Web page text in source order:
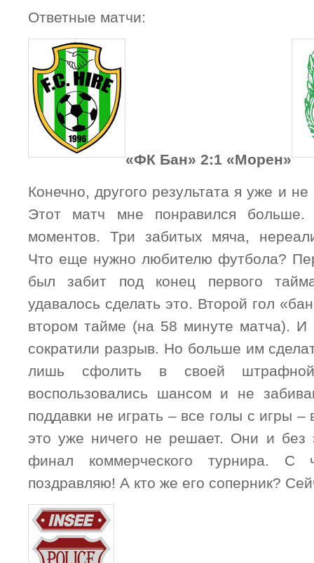
Ответные матчи:
«ФК Бан» 2:1 «Морен»
Конечно, другого результата я уже и
Этот матч мне понравился
моментов. Три забитых мяча,
Что еще нужно любителю футбола?
был забит под конец первого
удавалось сделать это. Второй гол
втором тайме (на 58 минуте матча).
сократили разрыв. Но больше им
лишь сфолить в своей
воспользовались шансом и не
поддавки не играть – все голы с игры –
это уже ничего не решает. Они и без
финал коммерческого турнира.
поздравляю! А кто же его соперник?